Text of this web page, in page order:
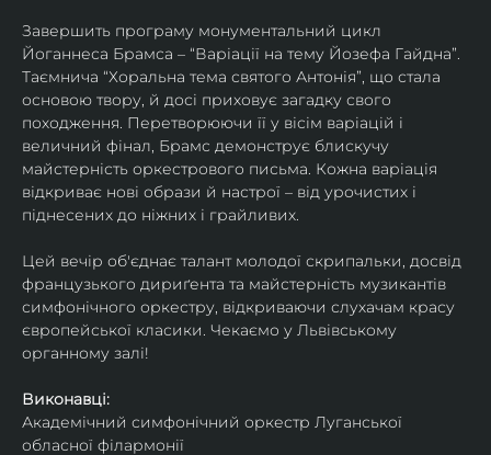
Завершить програму монументальний цикл
Йоганнеса Брамса – “Варіації на тему Йозефа Гайдна”.
Таємнича “Хоральна тема святого Антонія”, що стала
основою твору, й досі приховує загадку свого
походження. Перетворюючи її у вісім варіацій і
величний фінал, Брамс демонструє блискучу
майстерність оркестрового письма. Кожна варіація
відкриває нові образи й настрої – від урочистих і
піднесених до ніжних і грайливих.
Цей вечір об'єднає талант молодої скрипальки, досвід
французького дириґента та майстерність музикантів
симфонічного оркестру, відкриваючи слухачам красу
європейської класики. Чекаємо у Львівському
органному залі!
Виконавці:
Академічний симфонічний оркестр Луганської
обласної філармонії